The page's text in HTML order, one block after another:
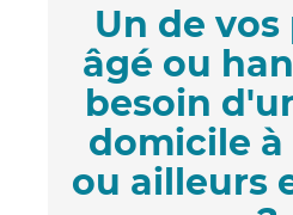
Un de
âgé ou
besoin
domicile
ou ailleurs